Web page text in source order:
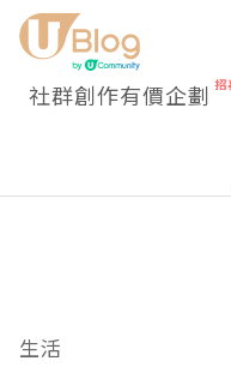
社群創作有價企劃
生活